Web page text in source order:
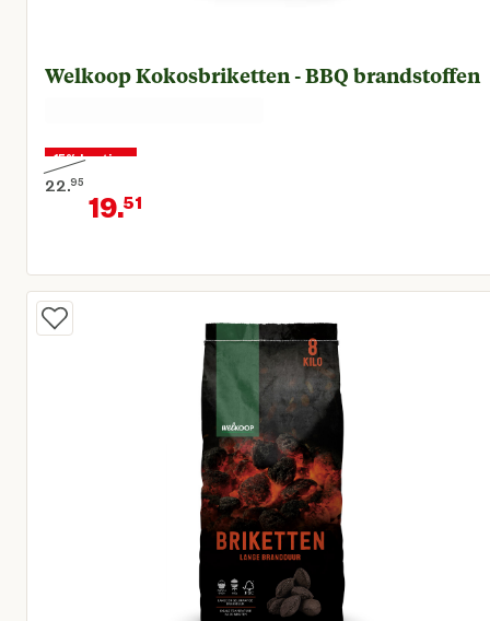
Welkoop Kokosbriketten - BBQ brandstoffen
15% korting
22.95
Oorspronkelijke prijs € 22,95
19.51
Huidige prijs € 19,51